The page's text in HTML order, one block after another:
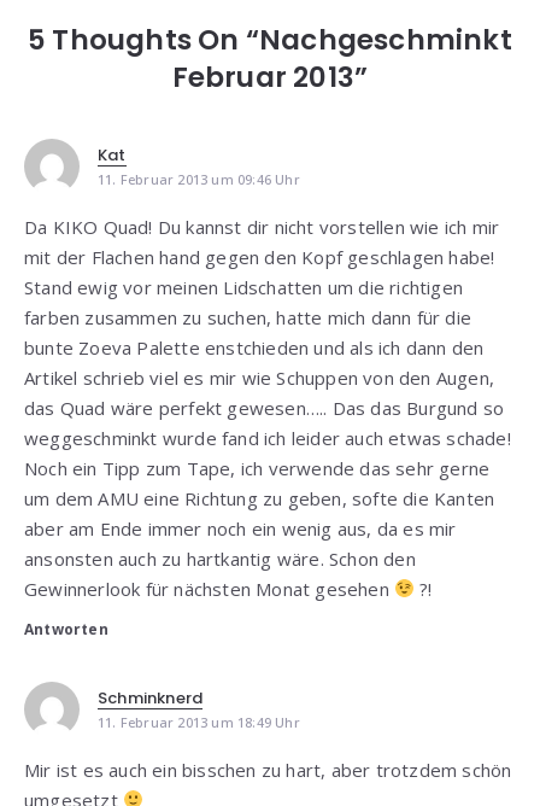
5 Thoughts On “Nachgeschminkt
Februar 2013”
Kat
11. Februar 2013 um 09:46 Uhr
Da KIKO Quad! Du kannst dir nicht vorstellen wie ich mir
mit der Flachen hand gegen den Kopf geschlagen habe!
Stand ewig vor meinen Lidschatten um die richtigen
farben zusammen zu suchen, hatte mich dann für die
bunte Zoeva Palette enstchieden und als ich dann den
Artikel schrieb viel es mir wie Schuppen von den Augen,
das Quad wäre perfekt gewesen….. Das das Burgund so
weggeschminkt wurde fand ich leider auch etwas schade!
Noch ein Tipp zum Tape, ich verwende das sehr gerne
um dem AMU eine Richtung zu geben, softe die Kanten
aber am Ende immer noch ein wenig aus, da es mir
ansonsten auch zu hartkantig wäre. Schon den
Gewinnerlook für nächsten Monat gesehen
?!
Antworten
Schminknerd
11. Februar 2013 um 18:49 Uhr
Mir ist es auch ein bisschen zu hart, aber trotzdem schön
umgesetzt